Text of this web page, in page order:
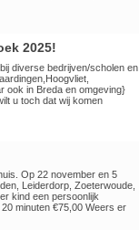
2025!
diverse bedrijven/scholen en
ook in Breda en omgeving}
u toch dat wij komen
Op 22 november en 5
Leiderdorp, Zoeterwoude,
kind een persoonlijk
minuten €75,00 Weers er